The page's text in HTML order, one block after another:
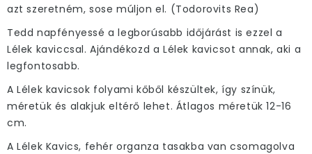
azt szeretném, sose múljon el. (Todorovits Rea)
Tedd napfényessé a legborúsabb időjárást is ezzel a
Lélek kaviccsal. Ajándékozd a Lélek kavicsot annak, aki a
legfontosabb.
A Lélek kavicsok folyami kőből készültek, így színük,
méretük és alakjuk eltérő lehet. Átlagos méretük 12-16
cm.
A Lélek Kavics, fehér organza tasakba van csomagolva